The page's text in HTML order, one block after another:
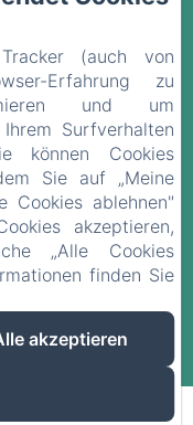
chunk 93
(auch von
Erfahrung zu
und um
Surfverhalten
können Cookies
Sie auf „Meine
Cookies ablehnen"
akzeptieren,
„Alle Cookies
finden Sie
akzeptieren